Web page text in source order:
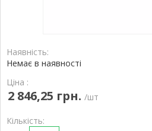
Наявність:
Немає в наявності
Ціна :
2 846,25 грн. /шт
Кількість: